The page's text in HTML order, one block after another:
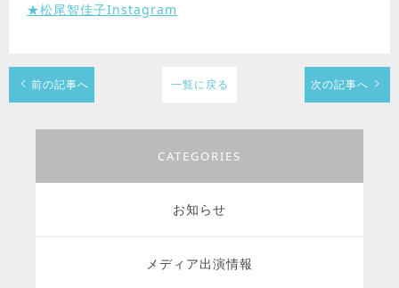
★松尾智佳子Instagram
一覧に戻る
前の記事へ 次の記事へ
CATEGORIES
お知らせ
メディア出演情報